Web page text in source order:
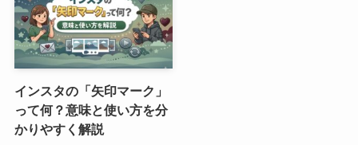
インスタの「矢印マーク」
って何？意味と使い方を分
かりやすく解説